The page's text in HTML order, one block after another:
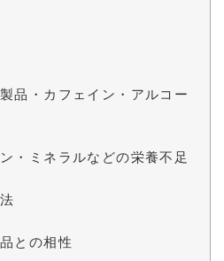
品・カフェイン・アルコー
・ミネラルなどの栄養不足
との相性